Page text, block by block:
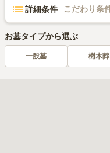
詳細条件 こだわり条
お墓タイプから選ぶ
一般墓 樹木葬